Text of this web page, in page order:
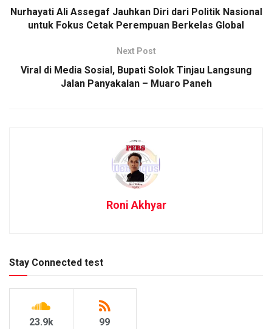
Nurhayati Ali Assegaf Jauhkan Diri dari Politik Nasional
untuk Fokus Cetak Perempuan Berkelas Global
Next Post
Viral di Media Sosial, Bupati Solok Tinjau Langsung
Jalan Panyakalan – Muaro Paneh
Roni Akhyar
Stay Connected test
23.9k 99